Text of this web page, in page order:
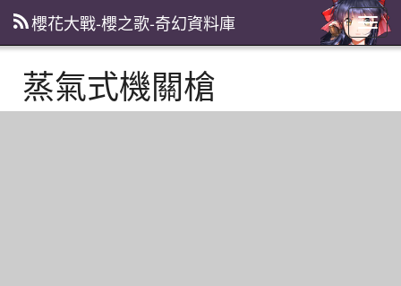
主
選
櫻花大戰-櫻之歌-奇幻資料庫
蒸氣式機關槍